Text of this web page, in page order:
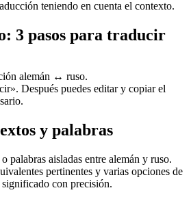
teniendo en cuenta el contexto.
3 pasos para traducir
alemán ↔ ruso.
Después puedes editar y copiar el
y palabras
palabras aisladas entre alemán y ruso.
pertinentes y varias opciones de
con precisión.